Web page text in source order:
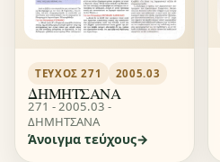
ΤΕΎΧΟΣ 271 2005.03
ΔΗΜΗΤΣΑΝΑ
271 - 2005.03 -
ΔΗΜΗΤΣΑΝΑ
Άνοιγμα τεύχους